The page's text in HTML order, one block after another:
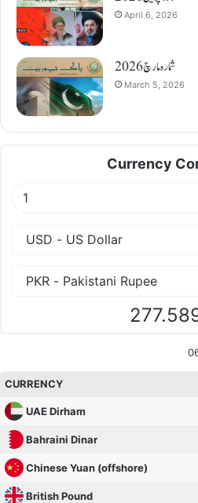
April 6, 2026
شمارہ مارچ 2026
March 5, 2026
Currency
CURRENCY
UAE Dirham
Bahraini Dinar
Chinese Yuan (offshore)
British Pound